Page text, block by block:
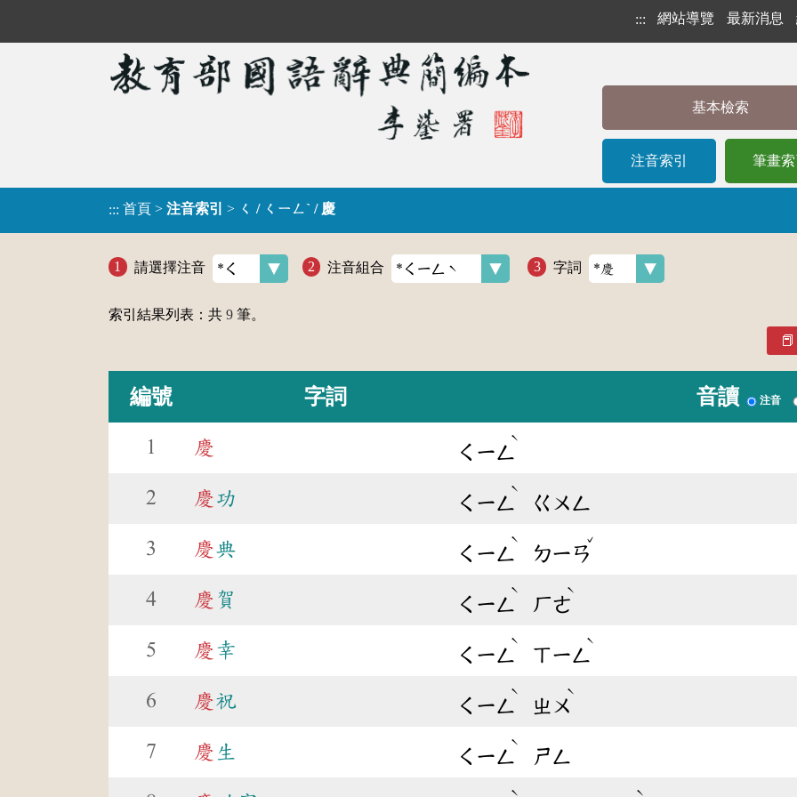
::: 網站導覽 最新消息
基本檢索
注音索引 筆畫
::: 首頁 > 注音索引 > ㄑ / ㄑㄧㄥˋ / 慶
請選擇注音 注音組合 字詞
索引結果列表：共 9 筆。
編號 字詞 音讀 注音
1 慶 ㄑㄧㄥ
ˋ
2 慶功 ㄑㄧㄥ
ˋ
ㄍㄨㄥ
3 慶典 ㄑㄧㄥ
ˋ
ㄉㄧㄢ
ˇ
4 慶 賀 ㄑㄧㄥ
ˋ
ㄏㄜ
ˋ
5 慶幸 ㄑㄧㄥ
ˋ
ㄒㄧㄥ
ˋ
6 慶祝 ㄑㄧㄥ
ˋ
ㄓㄨ
ˋ
7 慶 生 ㄑㄧㄥ
ˋ
ㄕㄥ
ˋ ˋ